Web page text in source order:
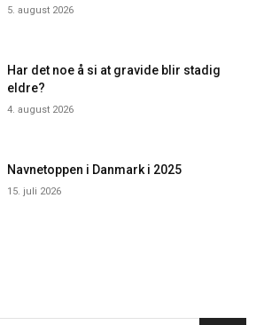
5. august 2026
Har det noe å si at gravide blir stadig
eldre?
4. august 2026
Navnetoppen i Danmark i 2025
15. juli 2026